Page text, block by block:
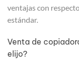
ventajas con
estándar.
Venta de
elijo?